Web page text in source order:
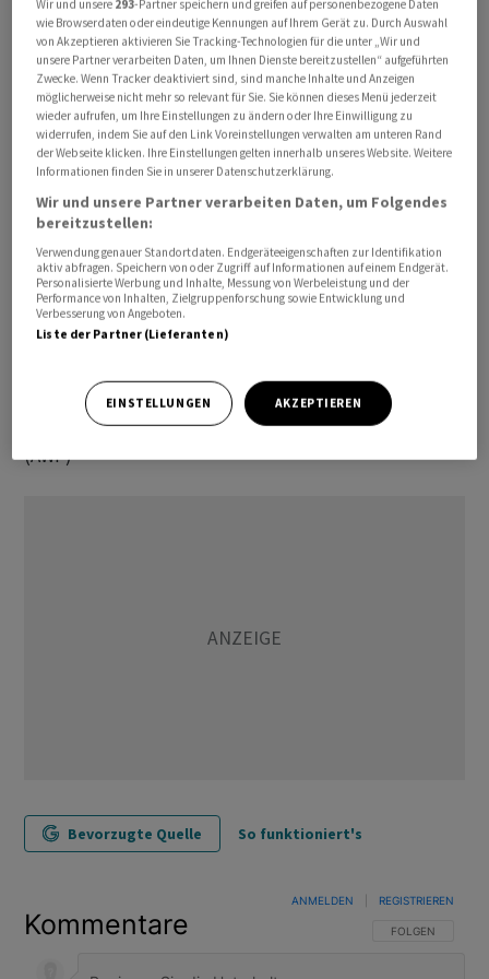
denen knapp die Hälfte (19'820) allein als Ersatz für
aktuelle Jets benötigt würde. 22'240 Flugzeuge
würden für Wachstum vorgesehen. 19 Prozent der
Neuflotte würden als Grossraumflugzeuge benötigt.
Treiber der Nachfrage seien Urbanisierung,
Wirtschaftswachstum und eine wachsende
Mittelschicht. Weil vor allem kleinere Städte statt der
dezentraler organisiert. Es entstünden neue
Verbindungen zwischen mittelgrossen Städten abseits
der grossen Drehkreuze. Besonders gefragt blieben
demnach sparsamere Kurz- und Mittelstreckenjets. Der
Hersteller verwies auf sein eigenes Auftragsbuch mit
mehr als 9000 Maschinen./ceb/DP/jha
(AWP)
Bevorzugte Quelle So funktioniert's
Kommentare FOLGE DIESER
FOLGEN
ANMELDEN REGISTRIEREN
Wir und unsere 293-Partner speichern und greifen auf personenbezogene Daten
wie Browserdaten oder eindeutige Kennungen auf Ihrem Gerät zu. Durch Auswahl
von Akzeptieren aktivieren Sie Tracking-Technologien für die unter „Wir und
unsere Partner verarbeiten Daten, um Ihnen Dienste bereitzustellen“ aufgeführten
Zwecke. Wenn Tracker deaktiviert sind, sind manche Inhalte und Anzeigen
möglicherweise nicht mehr so relevant für Sie. Sie können dieses Menü jederzeit
wieder aufrufen, um Ihre Einstellungen zu ändern oder Ihre Einwilligung zu
widerrufen, indem Sie auf den Link Voreinstellungen verwalten am unteren Rand
der Webseite klicken. Ihre Einstellungen gelten innerhalb unseres Website. Weitere
Informationen finden Sie in unserer Datenschutzerklärung.
Wir und unsere Partner verarbeiten Daten, um Folgendes
bereitzustellen:
Verwendung genauer Standortdaten. Endgeräteeigenschaften zur Identifikation
aktiv abfragen. Speichern von oder Zugriff auf Informationen auf einem Endgerät.
Personalisierte Werbung und Inhalte, Messung von Werbeleistung und der
Performance von Inhalten, Zielgruppenforschung sowie Entwicklung und
Verbesserung von Angeboten.
Liste der Partner (Lieferanten)
EINSTELLUNGEN AKZEPTIEREN